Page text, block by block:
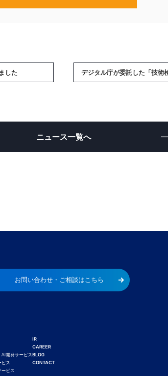
した
ニュース一覧へ
お問い合わせ・ご相談はこちら
開発サービス
ビス
ビス
IR
CAREER
BLOG
CONTACT